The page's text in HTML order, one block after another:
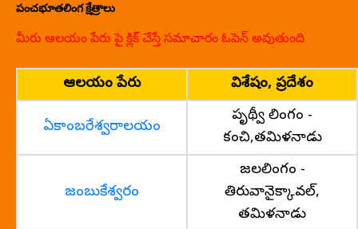
పంచభూతలింగ క్షేత్రాలు
మీరు ఆలయం పేరు పై క్లిక్ చేస్తే సమాచారం ఓపెన్ అవుతుంది
ఆలయం పేరు విశేషం, ప్రదేశం
ఏకాంబరేశ్వరాలయం
పృథ్వీ లింగం -
కంచి,తమిళనాడు
జంబుకేశ్వరం
జలలింగం -
తిరువానైక్కావల్,
తమిళనాడు